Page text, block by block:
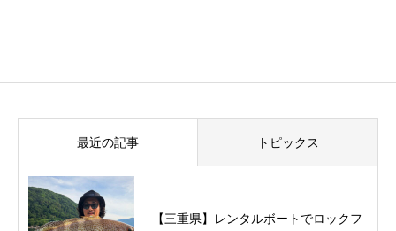
最近の記事 トピックス
【三重県】レンタルボートでロックフ